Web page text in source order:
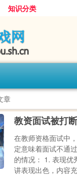
知识分类
章
教资面试被打
在教师资格面试中
定意味着面试不通
的情况： 1. 表现优
讲表现出色，内容